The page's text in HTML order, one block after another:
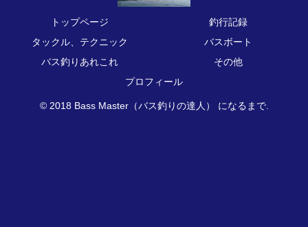
トップページ
釣行記録
タックル、テクニック
バスボート
バス釣りあれこれ
その他
プロフィール
© 2018 Bass Master（バス釣りの達人） になるまで.